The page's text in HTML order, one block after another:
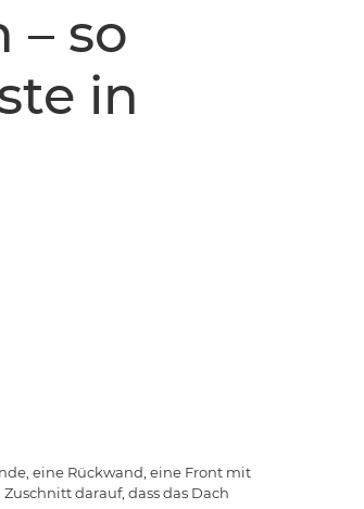
– so
in
eine Rückwand, eine Front mit
darauf, dass das Dach